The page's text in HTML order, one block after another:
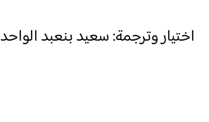
اختيار وترجمة: سعيد بنعبد الواحد